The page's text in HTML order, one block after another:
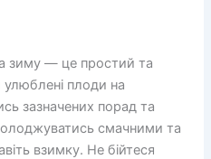
зиму — це простий та
улюблені плоди на
зазначених порад та
смачними та
взимку. Не бійтеся